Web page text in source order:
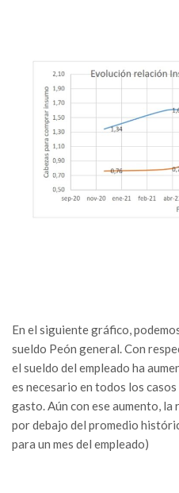
En el siguiente gráfico,
sueldo Peón general. Con
el sueldo del empleado ha
es necesario en todos los
gasto. Aún con ese aumento,
por debajo del promedio
para un mes del empleado)